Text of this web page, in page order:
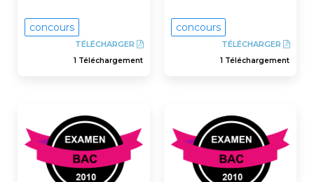
concours
TÉLÉCHARGER
1 Téléchargement
concours
TÉLÉCHARGER
1 Téléchargement